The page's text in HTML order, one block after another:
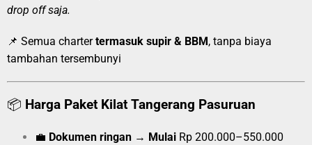
drop off saja.
📌 Semua chartertermasuk supir & BBM, tanpa biaya
tambahan tersembunyi
📦 Harga Paket Kilat Tangerang Pasuruan
💼 Dokumen ringan → Mulai Rp 200.000–550.000